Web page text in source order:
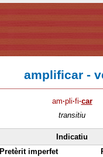
amplificar -
am·pli·fi·car
transitiu
Indicatiu
Pretèrit imperfet